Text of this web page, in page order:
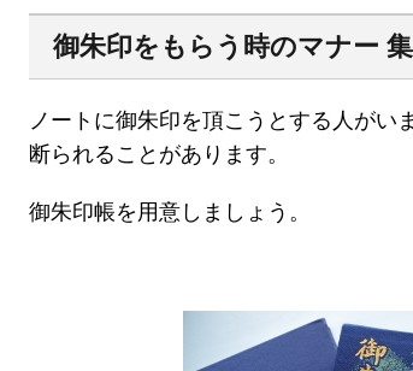
御朱印をもらう時のマナー
ノートに御朱印を頂こうとする人がい
断られることがあります。
御朱印帳を用意しましょう。